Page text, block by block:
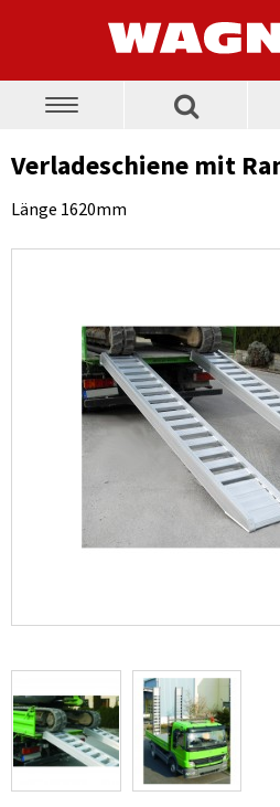
Toggle
Verladeschiene mit
Länge 1620mm